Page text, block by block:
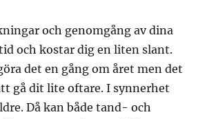
och genomgång av dina
och kostar dig en liten slant.
det en gång om året men det
gå dit lite oftare. I synnerhet
Då kan både tand- och